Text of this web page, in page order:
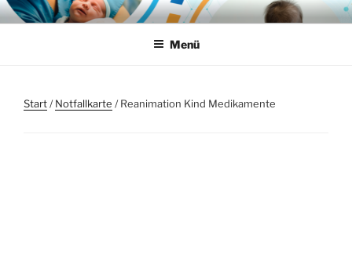
Zum
InhaltSPIEGEL MEDICAL-
Individuelle Lösungen für die Notfallmedizin
Menü
Start/Notfallkarte / Reanimation Kind Medikamente